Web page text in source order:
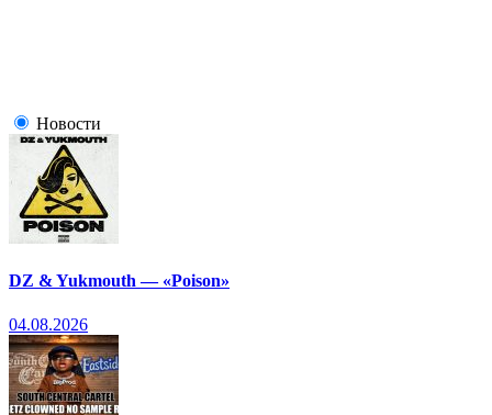
Новости
DZ & Yukmouth — «Poison»
04.08.2026